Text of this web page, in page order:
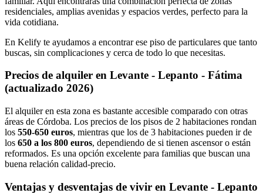
residenciales, amplias avenidas y espacios verdes, perfecto para la
vida cotidiana.
En Kelify te ayudamos a encontrar ese piso de particulares que tanto
buscas, sin complicaciones y cerca de todo lo que necesitas.
Precios de alquiler en Levante - Lepanto - Fátima
(actualizado 2026)
El alquiler en esta zona es bastante accesible comparado con otras
áreas de Córdoba. Los precios de los pisos de 2 habitaciones rondan
los 550-650 euros, mientras que los de 3 habitaciones pueden ir de
los 650 a los 800 euros, dependiendo de si tienen ascensor o están
reformados. Es una opción excelente para familias que buscan una
buena relación calidad-precio.
Ventajas y desventajas de vivir en Levante - Lepanto